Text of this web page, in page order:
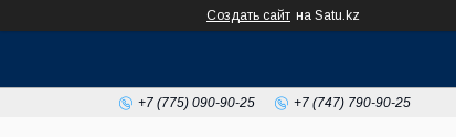
Создать сайт на Satu.kz
+7 (775) 090-90-25 +7 (747) 790-90-25